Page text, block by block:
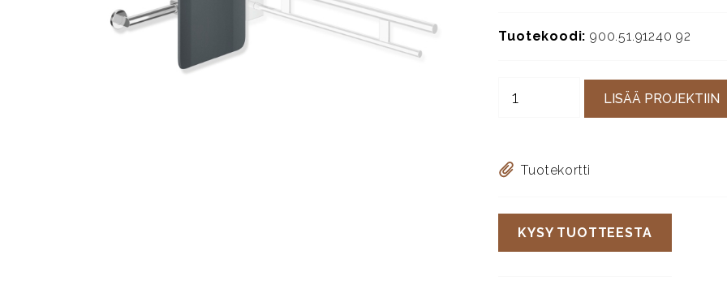
Tuotekoodi: 900.51.91240 92
LISÄÄ PROJEKTIIN
Tuotekortti
KYSY TUOTTEESTA